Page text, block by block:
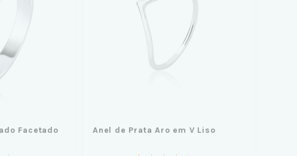
Facetado Anel de Prata Aro em V Liso